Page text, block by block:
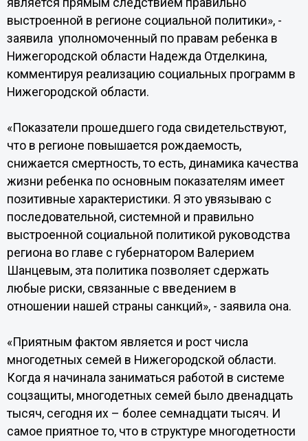
является прямым следствием правильно
выстроенной в регионе социальной политики», -
заявила уполномоченный по правам ребенка в
Нижегородской области Надежда Отделкина,
комментируя реализацию социальных программ в
Нижегородской области.
«Показатели прошедшего года свидетельствуют,
что в регионе повышается рождаемость,
снижается смертность, то есть, динамика качества
жизни ребенка по основным показателям имеет
позитивные характеристики. Я это увязываю с
последовательной, системной и правильно
выстроенной социальной политикой руководства
региона во главе с губернатором Валерием
Шанцевым, эта политика позволяет сдержать
любые риски, связанные с введением в
отношении нашей страны санкций», - заявила она.
«Приятным фактом является и рост числа
многодетных семей в Нижегородской области.
Когда я начинала заниматься работой в системе
соцзащиты, многодетных семей было двенадцать
тысяч, сегодня их – более семнадцати тысяч. И
самое приятное то, что в структуре многодетности